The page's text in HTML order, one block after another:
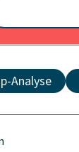
Analyse